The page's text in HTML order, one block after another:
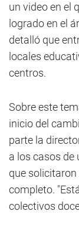
un video en el
logrado en el
detalló que
locales
centros.
Sobre este
inicio del
parte la
a los casos de
que
completo.
colectivos